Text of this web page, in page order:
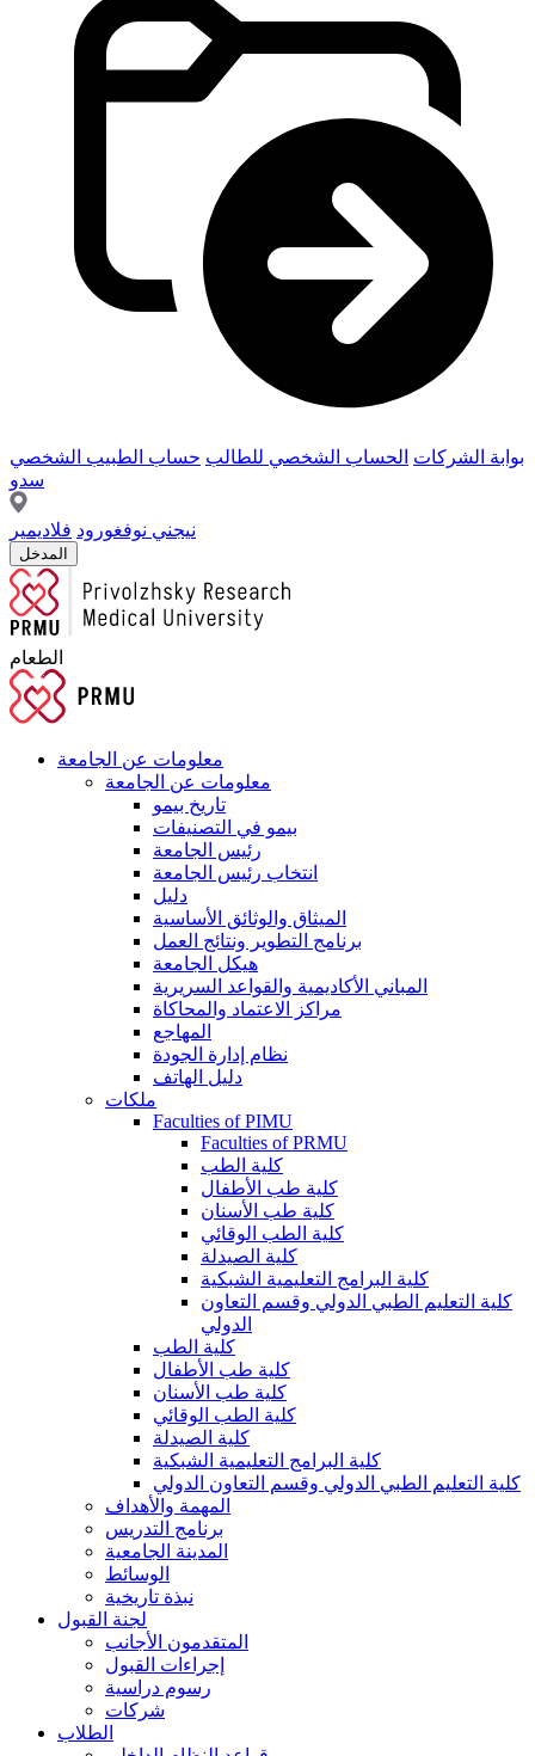
بوابة الشركات الحساب الشخصي للطالب حساب الطبيب الشخصي
سدو
نيجني نوفغورود فلاديمير
المدخل
الطعام
معلومات عن الجامعة
معلومات عن الجامعة
تاريخ بيمو
بيمو في التصنيفات
رئيس الجامعة
انتخاب رئيس الجامعة
دليل
الميثاق والوثائق الأساسية
برنامج التطوير ونتائج العمل
هيكل الجامعة
المباني الأكاديمية والقواعد السريرية
مراكز الاعتماد والمحاكاة
المهاجع
نظام إدارة الجودة
دليل الهاتف
ملكات
Faculties of PIMU
Faculties of PRMU
كلية الطب
كلية طب الأطفال
كلية طب الأسنان
كلية الطب الوقائي
كلية الصيدلة
كلية البرامج التعليمية الشبكية
كلية التعليم الطبي الدولي وقسم التعاون
الدولي
كلية الطب
كلية طب الأطفال
كلية طب الأسنان
كلية الطب الوقائي
كلية الصيدلة
كلية البرامج التعليمية الشبكية
كلية التعليم الطبي الدولي وقسم التعاون الدولي
المهمة والأهداف
برنامج التدريس
المدينة الجامعية
الوسائط
نبذة تاريخية
لجنة القبول
المتقدمون الأجانب
إجراءات القبول
رسوم دراسية
شركات
الطلاب